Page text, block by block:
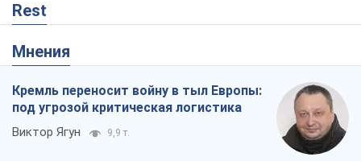
Rest
Мнения
Кремль переносит войну в тыл Европы:
под угрозой критическая логистика
Виктор Ягун 9,9 т.